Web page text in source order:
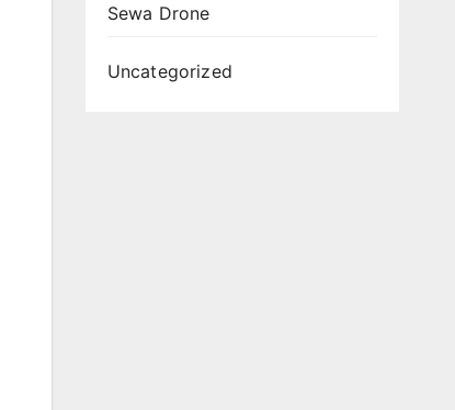
Sewa Drone
Uncategorized